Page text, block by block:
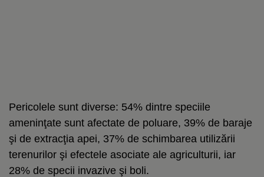
Pericolele sunt diverse: 54% dintre speciile
ameninţate sunt afectate de poluare, 39% de baraje
şi de extracţia apei, 37% de schimbarea utilizării
terenurilor şi efectele asociate ale agriculturii, iar
28% de specii invazive şi boli.